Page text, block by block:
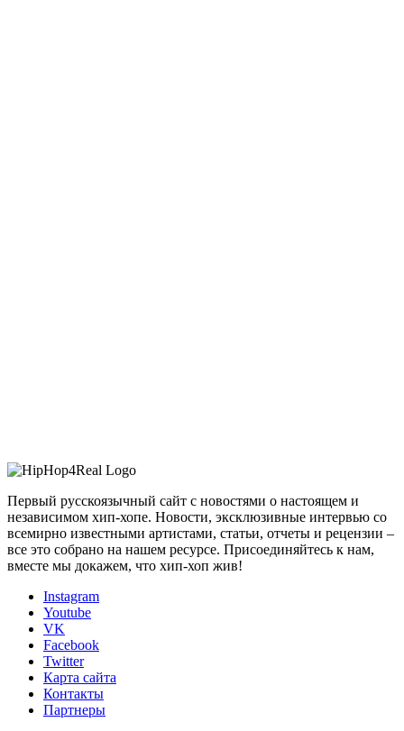
Первый русскоязычный сайт с новостями о настоящем и
независимом хип-хопе. Новости, эксклюзивные интервью со
всемирно известными артистами, статьи, отчеты и рецензии –
все это собрано на нашем ресурсе. Присоединяйтесь к нам,
вместе мы докажем, что хип-хоп жив!
Instagram
Youtube
VK
Facebook
Twitter
Карта сайта
Контакты
Партнеры